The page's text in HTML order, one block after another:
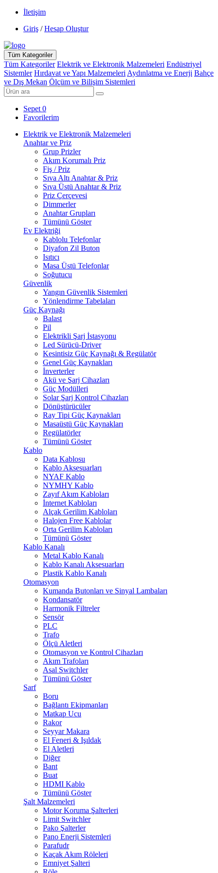
İletişim
Giriş / Hesap Oluştur
Tüm Kategoriler
Tüm Kategoriler Elektrik ve Elektronik Malzemeleri Endüstriyel
Sistemler Hırdavat ve Yapı Malzemeleri Aydınlatma ve Enerji Bahçe
ve Dış Mekan Ölçüm ve Bilişim Sistemleri
Sepet 0
Favorilerim
Elektrik ve Elektronik Malzemeleri
Anahtar ve Priz
Grup Prizler
Akım Korumalı Priz
Fiş / Priz
Sıva Altı Anahtar & Priz
Sıva Üstü Anahtar & Priz
Priz Çerçevesi
Dimmerler
Anahtar Grupları
Tümünü Göster
Ev Elektriği
Kablolu Telefonlar
Diyafon Zil Buton
Isıtıcı
Masa Üstü Telefonlar
Soğutucu
Güvenlik
Yangın Güvenlik Sistemleri
Yönlendirme Tabelaları
Güç Kaynağı
Balast
Pil
Elektrikli Şarj İstasyonu
Led Sürücü-Driver
Kesintisiz Güç Kaynağı & Regülatör
Genel Güç Kaynakları
İnverterler
Akü ve Şarj Cihazları
Güç Modülleri
Solar Şarj Kontrol Cihazları
Dönüştürücüler
Ray Tipi Güç Kaynakları
Masaüstü Güç Kaynakları
Regülatörler
Tümünü Göster
Kablo
Data Kablosu
Kablo Aksesuarları
NYAF Kablo
NYMHY Kablo
Zayıf Akım Kabloları
İnternet Kabloları
Alçak Gerilim Kabloları
Halojen Free Kablolar
Orta Gerilim Kabloları
Tümünü Göster
Kablo Kanalı
Metal Kablo Kanalı
Kablo Kanalı Aksesuarları
Plastik Kablo Kanalı
Otomasyon
Kumanda Butonları ve Sinyal Lambaları
Kondansatör
Harmonik Filtreler
Sensör
PLC
Trafo
Ölçü Aletleri
Otomasyon ve Kontrol Cihazları
Akım Trafoları
Asal Switchler
Tümünü Göster
Sarf
Boru
Bağlantı Ekipmanları
Matkap Ucu
Rakor
Seyyar Makara
El Feneri & Işıldak
El Aletleri
Diğer
Bant
Buat
HDMI Kablo
Tümünü Göster
Şalt Malzemeleri
Motor Koruma Şalterleri
Limit Switchler
Pako Şalterler
Pano Enerji Sistemleri
Parafudr
Kaçak Akım Röleleri
Emniyet Şalteri